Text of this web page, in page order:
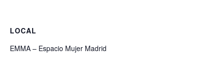
LOCAL
EMMA – Espacio Mujer Madrid